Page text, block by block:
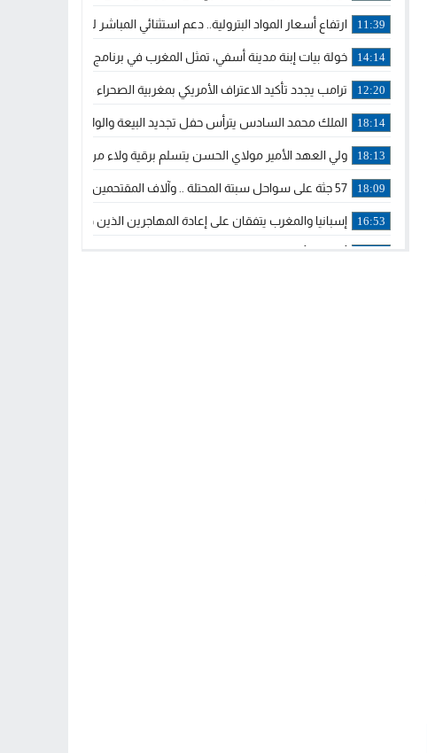
11:39 ارتفاع أسعار المواد البترولية.. دعم استثنائي المباشر لمهنيي النقل
14:14 خولة بيات إبنة مدينة أسفي، تمثل المغرب في برنامج مدرب ركوب
12:20 ترامب يجدد تأكيد الاعتراف الأمريكي بمغربية الصحراء في برقية إلى الملك
18:14 الملك محمد السادس يترأس حفل تجديد البيعة والولاء في قصر
18:13 ولي العهد الأمير مولاي الحسن يتسلم برقية ولاء من القوات المسلحة
18:09 57 جثة على سواحل سبتة المحتلة .. وآلاف المقتحمين يعودون إلى المغرب
16:53 إسبانيا والمغرب يتفقان على إعادة المهاجرين الذين دخلوا سبتة المحتلة